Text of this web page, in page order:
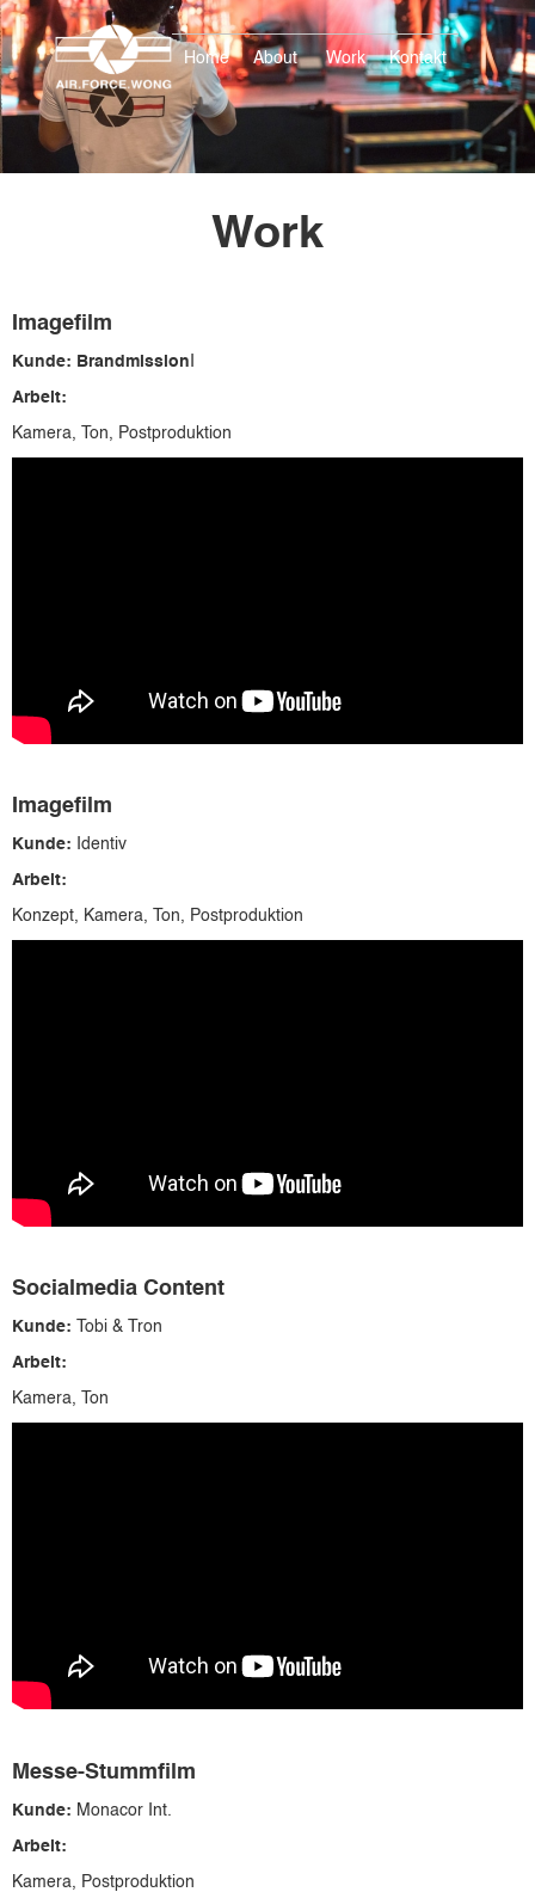
Home About Work Kontakt
Work
Imagefilm
Kunde: Brandmission
Arbeit:
Kamera, Ton, Postproduktion
Imagefilm
Kunde: Identiv
Arbeit:
Konzept, Kamera, Ton, Postproduktion
Socialmedia Content
Kunde: Tobi & Tron
Arbeit:
Kamera, Ton
Messe-Stummfilm
Kunde: Monacor Int.
Arbeit:
Kamera, Postproduktion